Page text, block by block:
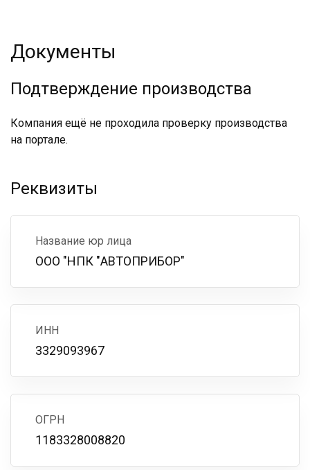
Документы
Подтверждение производства
Компания ещё не проходила проверку производства
на портале.
Реквизиты
Название юр лица
ООО "НПК "АВТОПРИБОР"
ИНН
3329093967
ОГРН
1183328008820